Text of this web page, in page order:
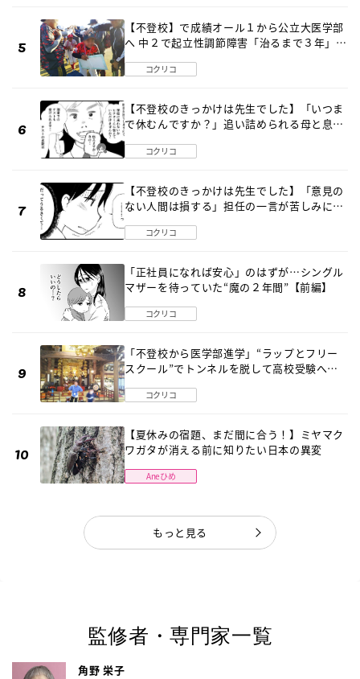
【不登校】で成績オール１から公立大医学部
へ 中２で起立性調節障害「治るまで３年」の
コクリコ
【不登校のきっかけは先生でした】「いつま
で休むんですか？」追い詰められる母と息子
コクリコ
【不登校のきっかけは先生でした】「意見の
ない人間は損する」担任の一言が苦しみに…
コクリコ
「正社員になれば安心」のはずが…シングル
マザーを待っていた“魔の２年間”【前編】
コクリコ
「不登校から医学部進学」“ラップとフリー
スクール”でトンネルを脱して高校受験へ
コクリコ
【夏休みの宿題、まだ間に合う！】ミヤマク
ワガタが消える前に知りたい日本の異変
Aneひめ
もっと見る
監修者・専門家一覧
角野 栄子